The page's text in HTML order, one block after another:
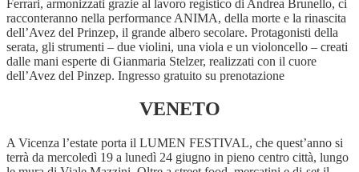
Ferrari, armonizzati grazie al lavoro registico di Andrea Brunello, ci
racconteranno nella performance ANIMA, della morte e la rinascita
dell’Avez del Prinzep, il grande albero secolare. Protagonisti della
serata, gli strumenti – due violini, una viola e un violoncello – creati
dalle mani esperte di Gianmaria Stelzer, realizzati con il cuore
dell’Avez del Pinzep. Ingresso gratuito su prenotazione
VENETO
A Vicenza l’estate porta il LUMEN FESTIVAL, che quest’anno si
terrà da mercoledì 19 a lunedì 24 giugno in pieno centro città, lungo